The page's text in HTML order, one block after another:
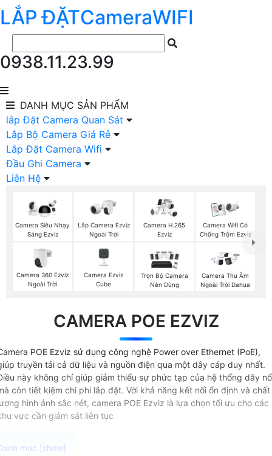
LẮP ĐẶTCameraWIFI
0938.11.23.99
DANH MỤC SẢN PHẨM
lắp Đặt Camera Quan Sát
Lắp Bộ Camera Giá Rẻ
Lắp Đặt Camera Wifi
Đầu Ghi Camera
Liên Hệ
Camera Siêu Nhạy
Sáng Ezviz
Lắp Camera Ezviz
Ngoài Trời
Camera H.265
Ezviz
Camera Wifi Có
Chống Trộm Ezviz
Camera 360 Ezviz
Ngoài Trời
Camera Ezviz
Cube
Trọn Bộ Camera
Nên Dùng
Camera Thu Âm
Ngoài Trời Dahua
CAMERA POE EZVIZ
POE Ezviz sử dụng công nghệ Power over Ethernet (PoE),
truyền tải cả dữ liệu và nguồn điện qua một dây cáp duy nhất.
này không chỉ giúp giảm thiểu sự phức tạp của hệ thống dây
còn tiết kiệm chi phí lắp đặt. Với khả năng kết nối ổn định và chất
hình ảnh sắc nét, camera POE Ezviz là lựa chọn tối ưu cho các
vực cần giám sát liên tục